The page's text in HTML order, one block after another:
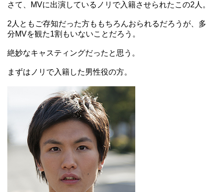
さて、MVに出演しているノリで入籍させられたこの2人。
2人ともご存知だった方ももちろんおられるだろうが、多
分MVを観た1割もいないことだろう。
絶妙なキャスティングだったと思う。
まずはノリで入籍した男性役の方。